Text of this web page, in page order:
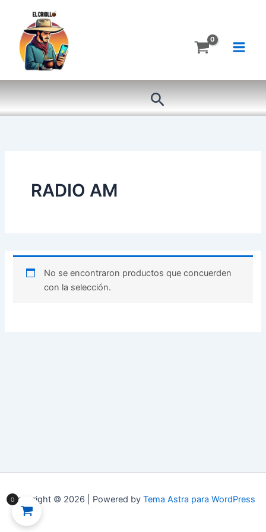
contenido
Buscar
RADIO AM
No se encontraron productos que concuerden
con la selección.
Copyright © 2026 | Powered by Tema Astra para WordPress
0